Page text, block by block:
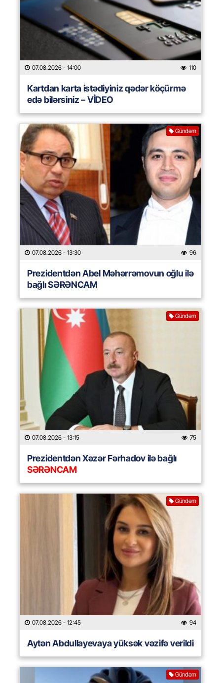
07.08.2026 - 14:00 110
Kartdan karta istədiyiniz qədər köçürmə
edə bilərsiniz – VİDEO
Gündəm
07.08.2026 - 13:30 96
Prezidentdən Abel Məhərrəmovun oğlu ilə
bağlı SƏRƏNCAM
Gündəm
07.08.2026 - 13:15 75
Prezidentdən Xəzər Fərhadov ilə bağlı
SƏRƏNCAM
Gündəm
07.08.2026 - 12:45 94
Aytən Abdullayevaya yüksək vəzifə verildi
Gündəm